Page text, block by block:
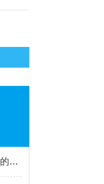
讲解下高温防腐型压力变送器的常见故障